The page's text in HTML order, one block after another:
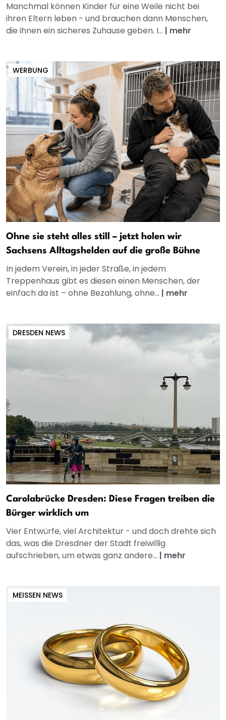
Manchmal können Kinder für eine Weile nicht bei
ihren Eltern leben - und brauchen dann Menschen,
die ihnen ein sicheres Zuhause geben. I... | mehr
WERBUNG
Ohne sie steht alles still – jetzt holen wir
Sachsens Alltagshelden auf die große Bühne
In jedem Verein, in jeder Straße, in jedem
Treppenhaus gibt es diesen einen Menschen, der
einfach da ist – ohne Bezahlung, ohne... | mehr
DRESDEN NEWS
Carolabrücke Dresden: Diese Fragen treiben die
Bürger wirklich um
Vier Entwürfe, viel Architektur - und doch drehte sich
das, was die Dresdner der Stadt freiwillig
aufschrieben, um etwas ganz andere... | mehr
MEISSEN NEWS